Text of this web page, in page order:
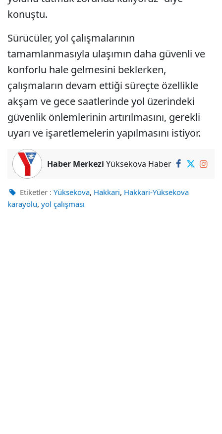
konuştu.
Sürücüler, yol çalışmalarının
tamamlanmasıyla ulaşımın daha güvenli ve
konforlu hale gelmesini beklerken,
çalışmaların devam ettiği süreçte özellikle
akşam ve gece saatlerinde yol üzerindeki
güvenlik önlemlerinin artırılmasını, gerekli
uyarı ve işaretlemelerin yapılmasını istiyor.
Haber Merkezi Yüksekova Haber
Etiketler : Yüksekova, Hakkari, Hakkari-Yüksekova
karayolu, yol çalışması